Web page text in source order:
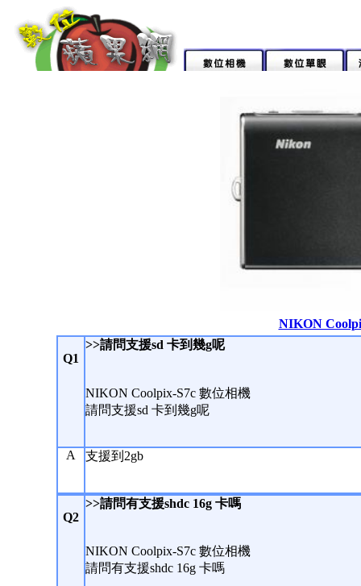
NIKON
Q1
>>請問支援sd 卡到幾g呢
NIKON Coolpix-S7c 數位相機
請問支援sd 卡到幾g呢
A 支援到2gb
Q2
>>請問有支援shdc 16g 卡嗎
NIKON Coolpix-S7c 數位相機
請問有支援shdc 16g 卡嗎